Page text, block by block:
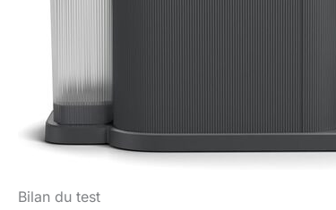
Bilan du test